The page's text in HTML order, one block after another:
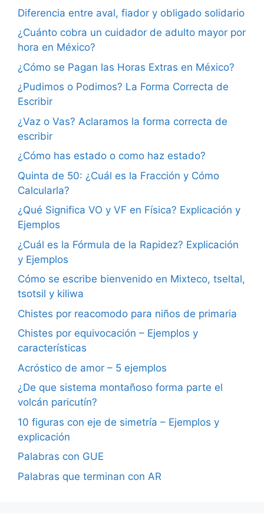
Diferencia entre aval, fiador y obligado solidario
¿Cuánto cobra un cuidador de adulto mayor por
hora en México?
¿Cómo se Pagan las Horas Extras en México?
¿Pudimos o Podimos? La Forma Correcta de
Escribir
¿Vaz o Vas? Aclaramos la forma correcta de
escribir
¿Cómo has estado o como haz estado?
Quinta de 50: ¿Cuál es la Fracción y Cómo
Calcularla?
¿Qué Significa VO y VF en Física? Explicación y
Ejemplos
¿Cuál es la Fórmula de la Rapidez? Explicación
y Ejemplos
Cómo se escribe bienvenido en Mixteco, tseltal,
tsotsil y kiliwa
Chistes por reacomodo para niños de primaria
Chistes por equivocación – Ejemplos y
características
Acróstico de amor – 5 ejemplos
¿De que sistema montañoso forma parte el
volcán paricutín?
10 figuras con eje de simetría – Ejemplos y
explicación
Palabras con GUE
Palabras que terminan con AR